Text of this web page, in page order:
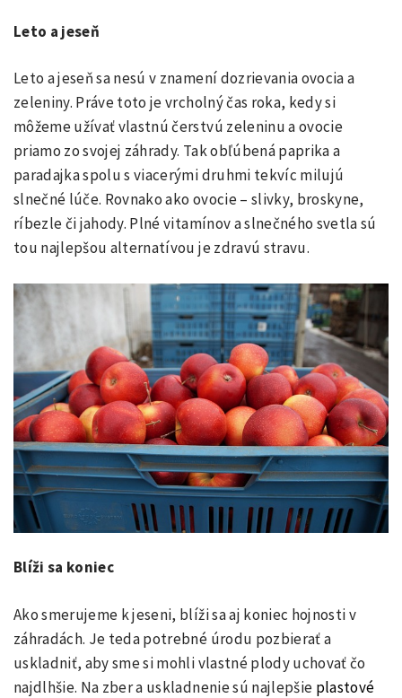
Leto a jeseň
Leto a jeseň sa nesú v znamení dozrievania ovocia a
zeleniny. Práve toto je vrcholný čas roka, kedy si
môžeme užívať vlastnú čerstvú zeleninu a ovocie
priamo zo svojej záhrady. Tak obľúbená paprika a
paradajka spolu s viacerými druhmi tekvíc milujú
slnečné lúče. Rovnako ako ovocie – slivky, broskyne,
ríbezle či jahody. Plné vitamínov a slnečného svetla sú
tou najlepšou alternatívou je zdravú stravu.
Blíži sa koniec
Ako smerujeme k jeseni, blíži sa aj koniec hojnosti v
záhradách. Je teda potrebné úrodu pozbierať a
uskladniť, aby sme si mohli vlastné plody uchovať čo
najdlhšie. Na zber a uskladnenie sú najlepšie plastové